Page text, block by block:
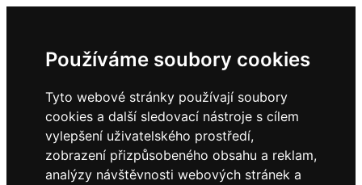
Používáme soubory cookies
Tyto webové stránky používají soubory
cookies a další sledovací nástroje s cílem
vylepšení uživatelského prostředí,
zobrazení přizpůsobeného obsahu a reklam,
analýzy návštěvnosti webových stránek a